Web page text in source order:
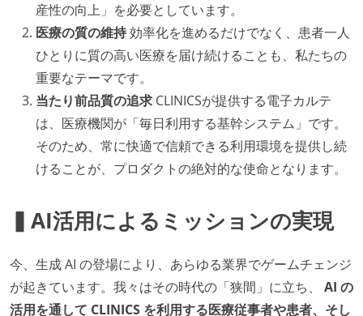
産性の向上」を必要としています。
医療の質の維持効率化を進めるだけでなく、患者一人
ひとりに質の高い医療を届け続けることも、私たちの
重要なテーマです。
当たり前品質の追求 CLINICSが提供する電子カルテ
は、医療機関が「毎日利用する基幹システム」です。
そのため、常に快適で信頼できる利用環境を提供し続
けることが、プロダクトの絶対的な使命となります。
▍AI活用によるミッションの実現
今、生成 AI の登場により、あらゆる業界でゲームチェンジ
が起きています。我々はその時代の「狭間」に立ち、 AI の
活用を通して CLINICS を利用する医療従事者や患者、そし